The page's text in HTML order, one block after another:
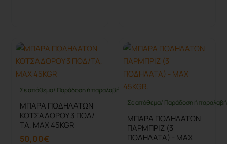
Σε απόθεμα/ Παράδοση ή παραλαβή έως 10 ημέρες
ΜΠΑΡΑ ΠΟΔΗΛΑΤΩΝ
ΚΟΤΣΑΔΟΡΟΥ 3 ΠΟΔ/
ΤΑ, MAX 45KGR
50,00€
Σε απόθεμα/ Παράδοση ή
ΜΠΑΡΑ ΠΟΔΗΛΑΤΩΝ
ΠΑΡΜΠΡΙΖ (3
ΠΟΔΗΛΑΤΑ) - ΜΑΧ